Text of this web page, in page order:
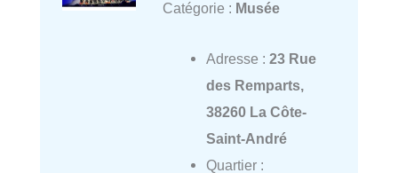
Catégorie : Musée
Adresse : 23 Rue
des Remparts,
38260 La Côte-
Saint-André
Quartier :